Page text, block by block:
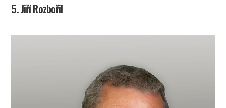
5. Jiří Rozbořil